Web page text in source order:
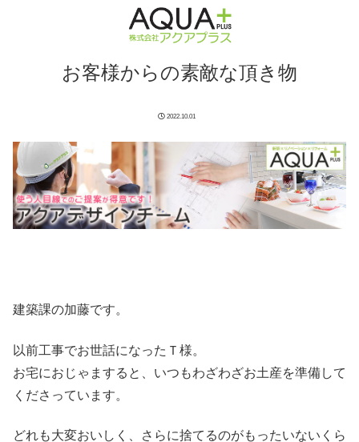
お客様からの素敵な頂き物
2022.10.01
建築課の加藤です。
以前工事でお世話になったＴ様。
お宅におじゃますると、いつもわざわざお土産を準備して
くださっています。
どれも大変おいしく、さらに捨てるのがもったいないくら